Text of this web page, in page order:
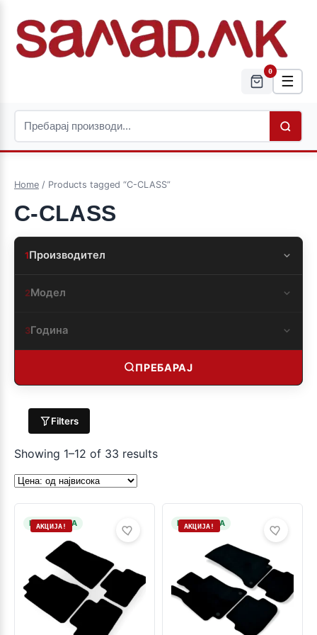
0
☰
Home / Products tagged “C-CLASS”
C-CLASS
1Производител
2Модел
3Година
ПРЕБАРАЈ
Filters
Showing 1–12 of 33 results
НА ЗАЛИХА
АКЦИЈА! НА ЗАЛИХА
АКЦИЈА!